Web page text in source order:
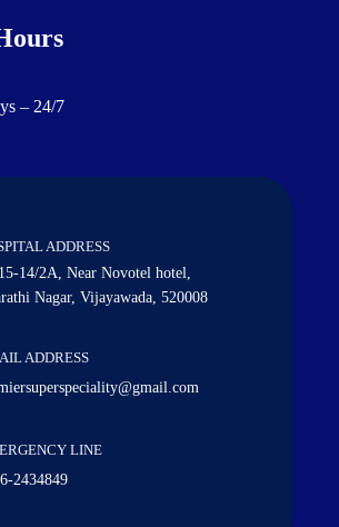
– 24/7
ADDRESS
14/2A, Near Novotel hotel,
Nagar, Vijayawada, 520008
ADDRESS
LINE
2434849